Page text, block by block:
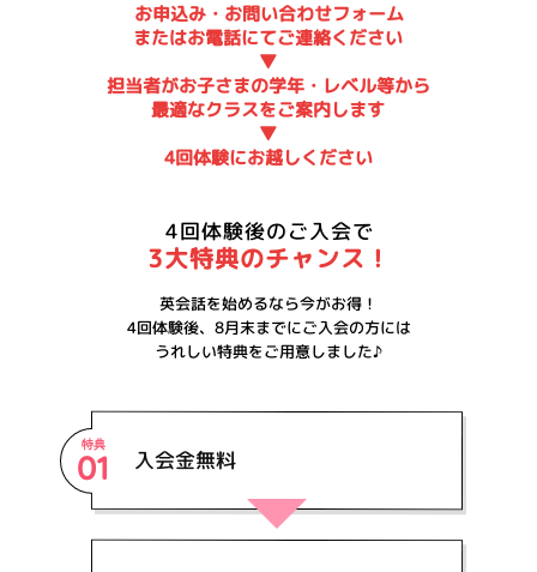
お申込み・お問い合わせフォーム
またはお電話にてご連絡ください
▼
担当者がお子さまの学年・レベル等から
最適なクラスをご案内します
▼
4回体験にお越しください
4回体験後のご入会で
3大特典のチャンス！
英会話を始めるなら今がお得！
4回体験後、8月末までにご入会の方には
うれしい特典をご用意しました♪
特典
01 入会金無料